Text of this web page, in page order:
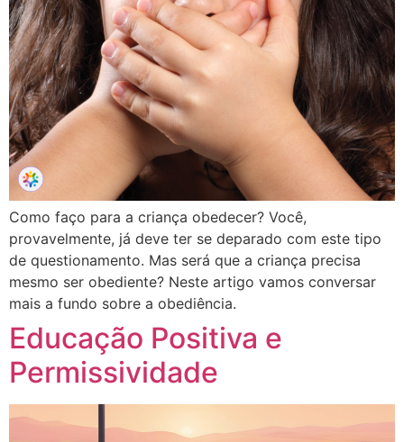
Como faço para a criança obedecer? Você,
provavelmente, já deve ter se deparado com este tipo
de questionamento. Mas será que a criança precisa
mesmo ser obediente? Neste artigo vamos conversar
mais a fundo sobre a obediência.
Educação Positiva e
Permissividade